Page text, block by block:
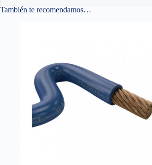
También te recomendamos…